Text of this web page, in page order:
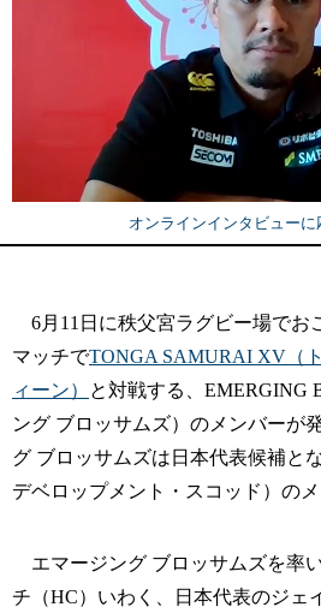
オンラインインタビュー
6月11日に秩父宮ラグビー場でお
マッチでTONGA SAMURAI XV（
ィーン）
と対戦する、EMERGING
ング ブロッサムズ）のメンバーが
グ ブロッサムズは日本代表候補と
デベロップメント・スコッド）の
エマージング ブロッサムズを率
チ（HC）いわく、日本代表のジェ